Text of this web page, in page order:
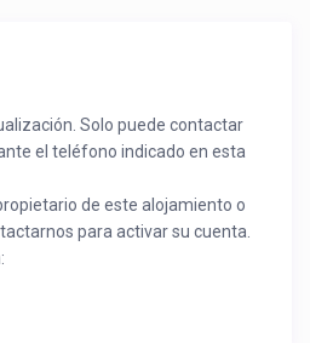
Solo puede contactar
el teléfono indicado en esta
de este alojamiento o
para activar su cuenta.
o servicio